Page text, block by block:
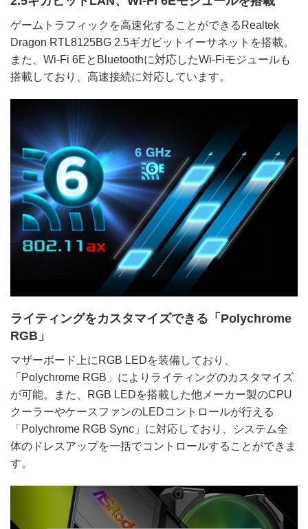
ゲームトラフィックを高速化することができるRealtek
Dragon RTL8125BG 2.5ギガビットイーサネットを搭載。
また、Wi-Fi 6EとBluetoothに対応したWi-Fiモジュールも
搭載しており、高速接続に対応しています。
ライティングをカスタマイズできる「Polychrome
RGB」
マザーボード上にRGB LEDを装備しており、
「Polychrome RGB」によりライティングのカスタマイズ
が可能。また、RGB LEDを搭載した他メーカー製のCPU
クーラーやケースファンのLEDコントロールが行える
「Polychrome RGB Sync」に対応しており、システム全
体のドレスアップを一括でコントロールすることができま
す。